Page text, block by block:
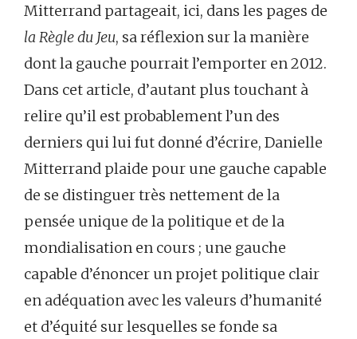
Mitterrand partageait, ici, dans les pages de
la Règle du Jeu, sa réflexion sur la manière
dont la gauche pourrait l’emporter en 2012.
Dans cet article, d’autant plus touchant à
relire qu’il est probablement l’un des
derniers qui lui fut donné d’écrire, Danielle
Mitterrand plaide pour une gauche capable
de se distinguer très nettement de la
pensée unique de la politique et de la
mondialisation en cours ; une gauche
capable d’énoncer un projet politique clair
en adéquation avec les valeurs d’humanité
et d’équité sur lesquelles se fonde sa